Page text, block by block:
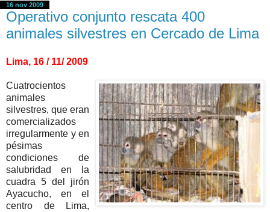
16 nov 2009
Operativo conjunto rescata 400
animales silvestres en Cercado de Lima
Lima, 16 / 11/ 2009
Cuatrocientos
animales
silvestres, que eran
comercializados
irregularmente y en
pésimas
condiciones de
salubridad en la
cuadra 5 del jirón
Ayacucho, en el
centro de Lima,